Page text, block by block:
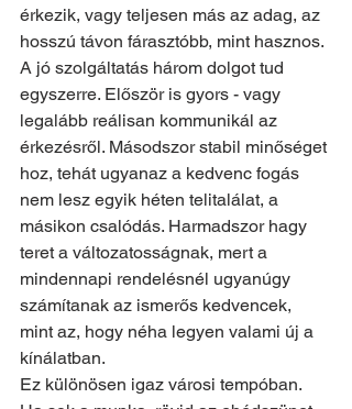
érkezik, vagy teljesen más az adag, az
hosszú távon fárasztóbb, mint hasznos.
A jó szolgáltatás három dolgot tud
egyszerre. Először is gyors - vagy
legalább reálisan kommunikál az
érkezésről. Másodszor stabil minőséget
hoz, tehát ugyanaz a kedvenc fogás
nem lesz egyik héten telitalálat, a
másikon csalódás. Harmadszor hagy
teret a változatosságnak, mert a
mindennapi rendelésnél ugyanúgy
számítanak az ismerős kedvencek,
mint az, hogy néha legyen valami új a
kínálatban.
Ez különösen igaz városi tempóban.